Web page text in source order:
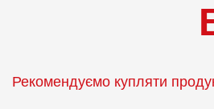
Рекомендуємо купляти